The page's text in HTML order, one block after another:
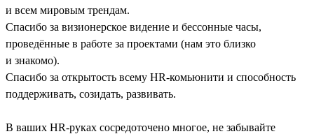
и всем мировым трендам.
Спасибо за визионерское видение и бессонные часы,
проведённые в работе за проектами (нам это близко
и знакомо).
Спасибо за открытость всему HR-комьюнити и способность
поддерживать, созидать, развивать.
В ваших HR-руках сосредоточено многое, не забывайте